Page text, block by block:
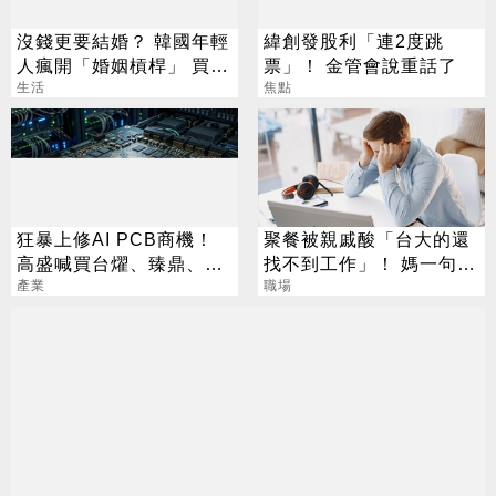
沒錢更要結婚？ 韓國年輕
人瘋開「婚姻槓桿」 買房
拚翻轉階級
生活
緯創發股利「連2度跳
票」！ 金管會說重話了
焦點
狂暴上修AI PCB商機！
高盛喊買台燿、臻鼎、台
產業
聚餐被親戚酸「台大的還
找不到工作」！ 媽一句神
回戰場秒靜音
職場